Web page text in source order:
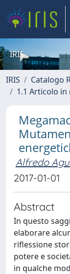
IRIS
IRIS Catalogo
1.1 Articolo in
Alfredo
2017-01-01
Abstract
In questo
elaborare
riflessione
potere e
in qualche